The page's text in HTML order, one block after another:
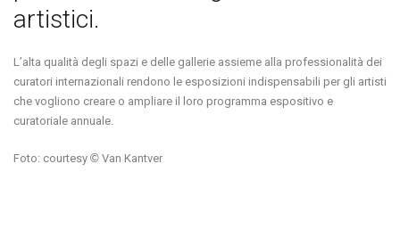
artistici.
L’alta qualità degli spazi e delle gallerie assieme alla professionalità dei
curatori internazionali rendono le esposizioni indispensabili per gli artisti
che vogliono creare o ampliare il loro programma espositivo e
curatoriale annuale.
Foto: courtesy © Van Kantver